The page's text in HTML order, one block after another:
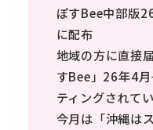
ぽすBee中部版
に配布
地域の方に直接
すBee」26年4
ティングされてい
今月は「沖縄は